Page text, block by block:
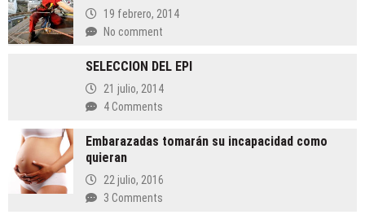
19 febrero, 2014
No comment
SELECCION DEL EPI
21 julio, 2014
4 Comments
Embarazadas tomarán su incapacidad como
quieran
22 julio, 2016
3 Comments